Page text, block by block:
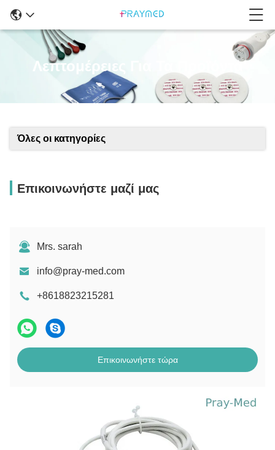
Λεπτομέρειες Για Τα Προϊόντα
Όλες οι κατηγορίες
Επικοινωνήστε μαζί μας
Mrs. sarah
info@pray-med.com
+8618823215281
Επικοινωνήστε τώρα